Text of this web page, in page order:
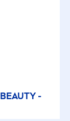
BEAUTY-